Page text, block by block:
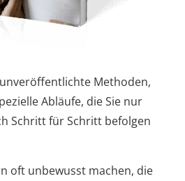
Methoden,
Abläufe, die Sie nur
Schritt für Schritt befolgen
oft unbewusst machen, die